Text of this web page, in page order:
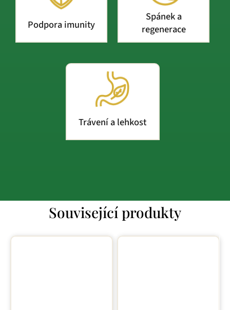
Podpora imunity
Spánek a
regenerace
Trávení a lehkost
Související produkty